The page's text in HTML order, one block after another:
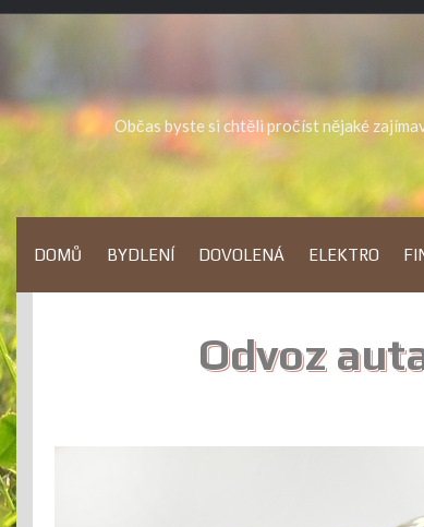
Skip
Občas byste si chtěli pročíst nějaké
DOMŮ BYDLENÍ DOVOLENÁ ELEKTRO
Odvoz